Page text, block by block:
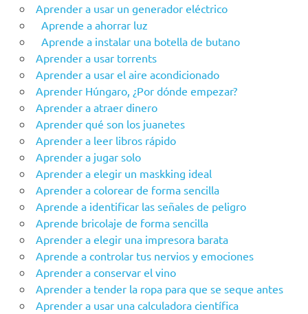
Aprender a usar un generador eléctrico
Aprende a ahorrar luz
Aprende a instalar una botella de butano
Aprender a usar torrents
Aprender a usar el aire acondicionado
Aprender Húngaro, ¿Por dónde empezar?
Aprender a atraer dinero
Aprender qué son los juanetes
Aprender a leer libros rápido
Aprender a jugar solo
Aprender a elegir un maskking ideal
Aprender a colorear de forma sencilla
Aprende a identificar las señales de peligro
Aprende bricolaje de forma sencilla
Aprender a elegir una impresora barata
Aprende a controlar tus nervios y emociones
Aprender a conservar el vino
Aprender a tender la ropa para que se seque antes
Aprender a usar una calculadora científica